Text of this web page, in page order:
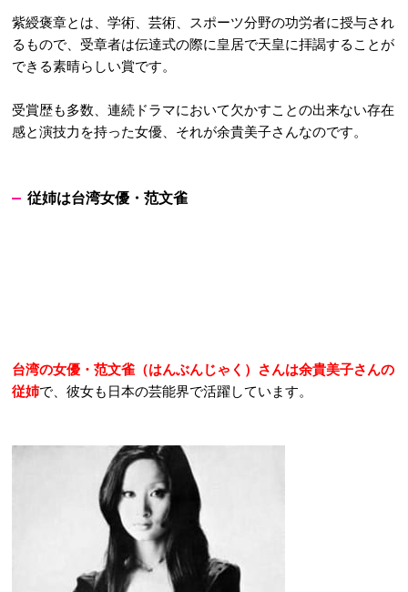
紫綬褒章とは、学術、芸術、スポーツ分野の功労者に授与され
るもので、受章者は伝達式の際に皇居で天皇に拝謁することが
できる素晴らしい賞です。
受賞歴も多数、連続ドラマにおいて欠かすことの出来ない存在
感と演技力を持った女優、それが余貴美子さんなのです。
従姉は台湾女優・范文雀
台湾の女優・范文雀（はんぶんじゃく）さんは余貴美子さんの
従姉で、彼女も日本の芸能界で活躍しています。